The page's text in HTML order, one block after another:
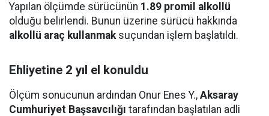
Yapılan ölçümde sürücünün 1.89 promil alkollü
olduğu belirlendi. Bunun üzerine sürücü hakkında
alkollü araç kullanmaksuçundan işlem başlatıldı.
Ehliyetine 2 yıl el konuldu
Ölçüm sonucunun ardından Onur Enes Y., Aksaray
Cumhuriyet Başsavcılığı tarafından başlatılan adli